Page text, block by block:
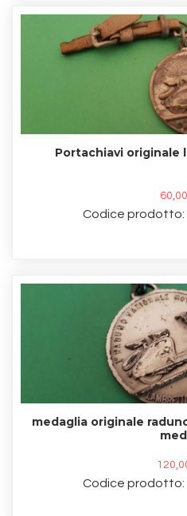
Portachiavi originale
Codice prodotto:
medaglia originale
Codice prodotto: